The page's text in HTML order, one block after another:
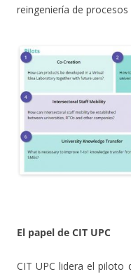
reingeniería de
El papel de CIT UPC
CIT UPC lidera el piloto